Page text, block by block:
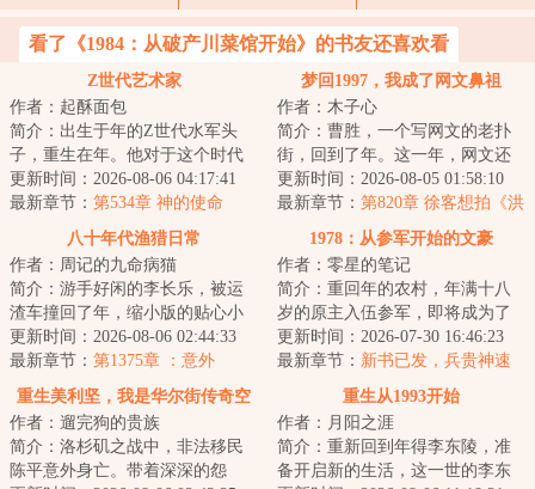
看了《1984：从破产川菜馆开始》的书友还喜欢看
Z世代艺术家
作者：起酥面包
简介：出生于年的Z世代水军头
子，重生在年。他对于这个时代
没有任何滤镜，因此感到强烈窒
息。影视剧粗糙...
更新时间：2026-08-06 04:17:41
最新章节： 第534章 神的使命
梦回1997，我成了网文鼻祖
作者：木子心
简介：曹胜，一个写网文的老扑
街，回到了年。这一年，网文还
没出现，他有机会做网文鼻祖。
这个诱惑对他来...
更新时间：2026-08-05 01:58:10
最新章节： 第820章 徐客想拍《洪
八十年代渔猎日常
作者：周记的九命病猫
简介：游手好闲的李长乐，被运
渣车撞回了年，缩小版的贴心小
儿子，爱操心的大儿子，心冷了
的老婆。但他已...
更新时间：2026-08-06 02:44:33
最新章节： 第1375章 ：意外
1978：从参军开始的文豪
作者：零星的笔记
简介：重回年的农村，年满十八
岁的原主入伍参军，即将成为了
军队中的一员。等着周旭重生过
来的时候，手里...
更新时间：2026-07-30 16:46:23
最新章节： 新书已发，兵贵神速
重生美利坚，我是华尔街传奇空
头
作者：遛完狗的贵族
简介：洛杉矶之战中，非法移民
陈平意外身亡。带着深深的怨
重生从1993开始
作者：月阳之涯
简介：重新回到年得李东陵，准
备开启新的生活，这一世的李东